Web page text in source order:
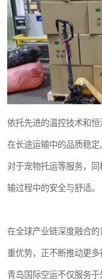
依托先进的温控技术和
在长途运输中的品质稳定
对于宠物托运等服务，
输过程中的安全与舒适。
在全球产业链深度融合
重优势，正不断推动更多
青岛国际空运不仅服务